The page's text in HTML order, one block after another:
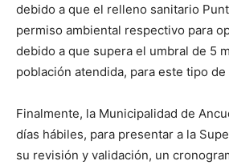
debido a que el relleno sanitario
permiso ambiental respectivo para
debido a que supera el umbral de 5
población atendida, para este tipo
Finalmente, la Municipalidad de
días hábiles, para presentar a la
su revisión y validación, un